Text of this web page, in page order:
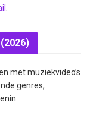
met muziekvideo’s
genres,